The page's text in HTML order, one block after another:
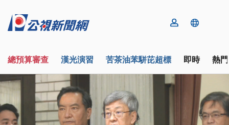
總預算審查 漢光演習 苦茶油苯駢芘超標 即時 熱